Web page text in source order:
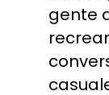
gente